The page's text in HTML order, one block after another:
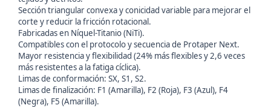
Sección triangular convexa y conicidad variable para mejorar el
corte y reducir la fricción rotacional.
Fabricadas en Níquel-Titanio (NiTi).
Compatibles con el protocolo y secuencia de Protaper Next.
Mayor resistencia y flexibilidad (24% más flexibles y 2,6 veces
más resistentes a la fatiga cíclica).
Limas de conformación: SX, S1, S2.
Limas de finalización: F1 (Amarilla), F2 (Roja), F3 (Azul), F4
(Negra), F5 (Amarilla).